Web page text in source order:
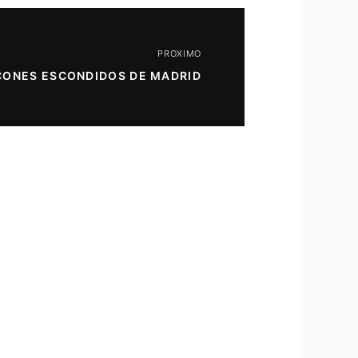
PROXIMO
ESCONDIDOS DE MADRID